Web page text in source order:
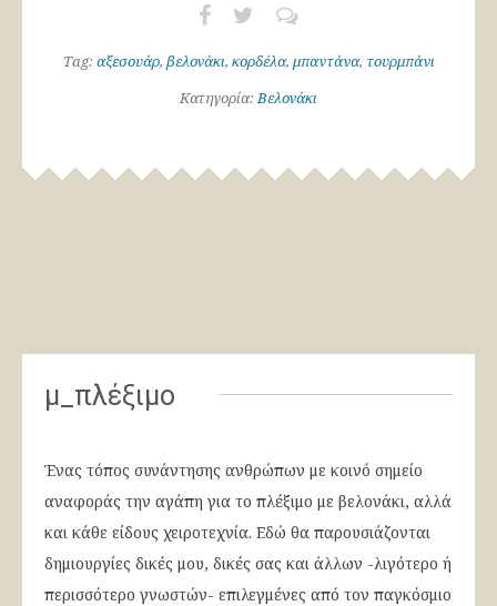
Tag: αξεσουάρ, βελονάκι, κορδέλα, μπαντάνα, τουρμπάνι
Κατηγορία:Βελονάκι
μ_πλέξιμο
Ένας τόπος συνάντησης ανθρώπων με κοινό σημείο
αναφοράς την αγάπη για το πλέξιμο με βελονάκι, αλλά
και κάθε είδους χειροτεχνία. Εδώ θα παρουσιάζονται
δημιουργίες δικές μου, δικές σας και άλλων -λιγότερο ή
περισσότερο γνωστών- επιλεγμένες από τον παγκόσμιο